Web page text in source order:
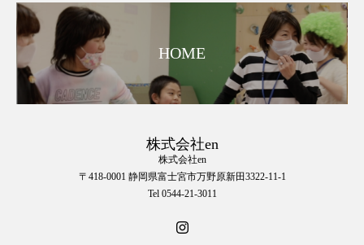
HOME
株式会社en
株式会社en
〒418-0001 静岡県富士宮市万野原新田3322-11-1
Tel 0544-21-3011